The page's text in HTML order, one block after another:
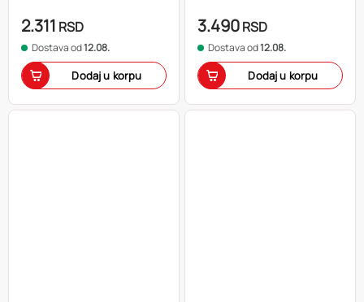
2.311 RSD
Dostava od12.08.
Dodaj u korpu
3.490RSD
Dostava od12.08.
Dodaj u korpu